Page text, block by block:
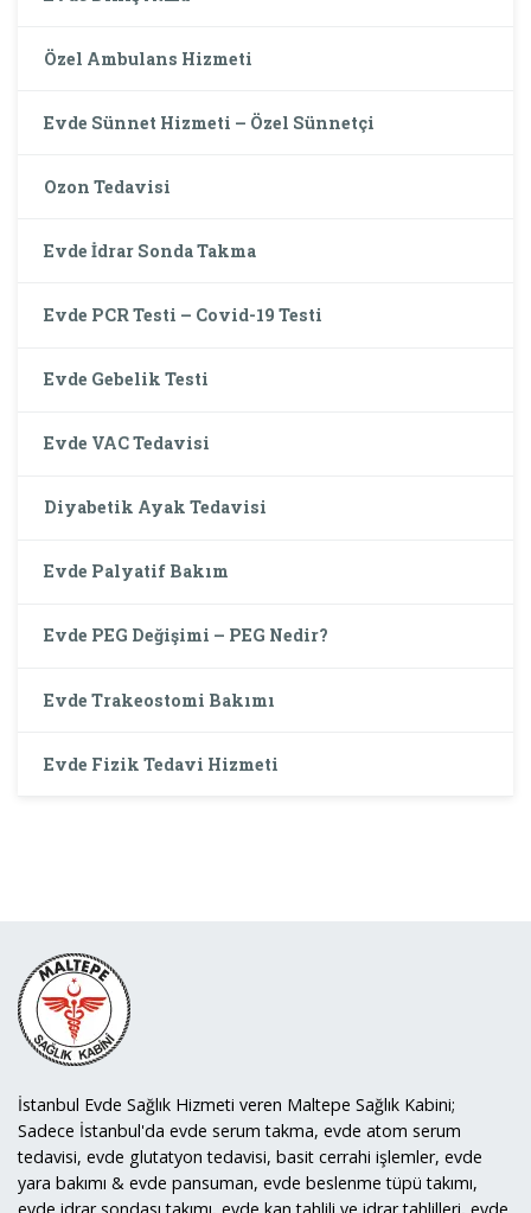
Özel Ambulans Hizmeti
Evde Sünnet Hizmeti – Özel Sünnetçi
Ozon Tedavisi
Evde İdrar Sonda Takma
Evde PCR Testi – Covid-19 Testi
Evde Gebelik Testi
Evde VAC Tedavisi
Diyabetik Ayak Tedavisi
Evde Palyatif Bakım
Evde PEG Değişimi – PEG Nedir?
Evde Trakeostomi Bakımı
Evde Fizik Tedavi Hizmeti
İstanbul Evde Sağlık Hizmeti veren Maltepe Sağlık Kabini;
Sadece İstanbul'da evde serum takma, evde atom serum
tedavisi, evde glutatyon tedavisi, basit cerrahi işlemler, evde
yara bakımı & evde pansuman, evde beslenme tüpü takımı,